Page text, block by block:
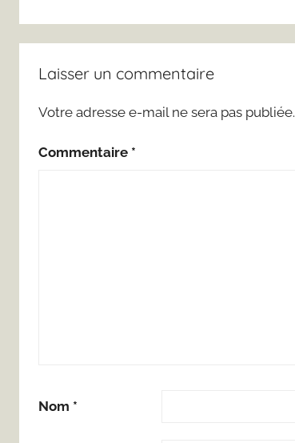
Laisser un commentaire
Votre adresse e-mail ne sera pas publiée.
Commentaire *
Nom *